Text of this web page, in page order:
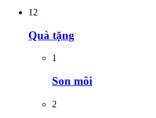
12
Quà tặng
1
Son môi
2